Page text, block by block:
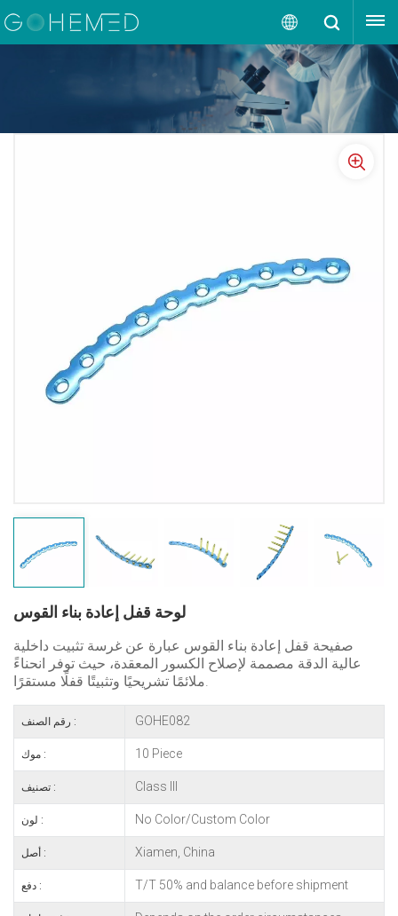
العربية
English
العربية
إقتبس
لوحة قفل إعادة بناء القوس
صفيحة قفل إعادة بناء القوس عبارة عن غرسة تثبيت داخلية
عالية الدقة مصممة لإصلاح الكسور المعقدة، حيث توفر انحناءً
ملائمًا تشريحيًا وتثبيتًا قفلًا مستقرًا.
رقم الصنف : GOHE082
موك : 10 Piece
تصنيف : Class III
لون : No Color/Custom Color
أصل : Xiamen, China
دفع : T/T 50% and balance before shipment